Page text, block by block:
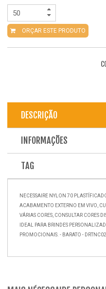
ORÇAR ESTE PRODUTO
DESCRIÇÃO
INFORMAÇÕES
TAG
NECESSAIRE NYLON 70
ACABAMENTO EXTERNO EM VIVO,
VÁRIAS CORES, CONSULTAR CORES
IDEAL PARA BRINDES
PROMOCIONAIS. - BARATO -